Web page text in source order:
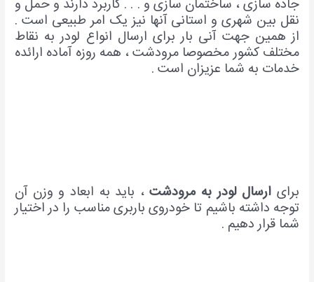
جاده سازی ، ساختمان سازی و . . . کاربرد دارند و حمل و
نقل بین شهری و استانی آنها نیز یک امر طبیعی است .
از همین جهت آنی بار برای ارسال انواع لودر به نقاط
مختلف کشور مخصوصا مرودشت ، همه روزه آماده ارائده
خدمات به شما عزیزان است .
برای ارسال لودر به مرودشت، باید به ابعاد و وزن آن
توجه داشته باشیم تا خودروی باربری مناسب را در اختیار
شما قرار دهیم .